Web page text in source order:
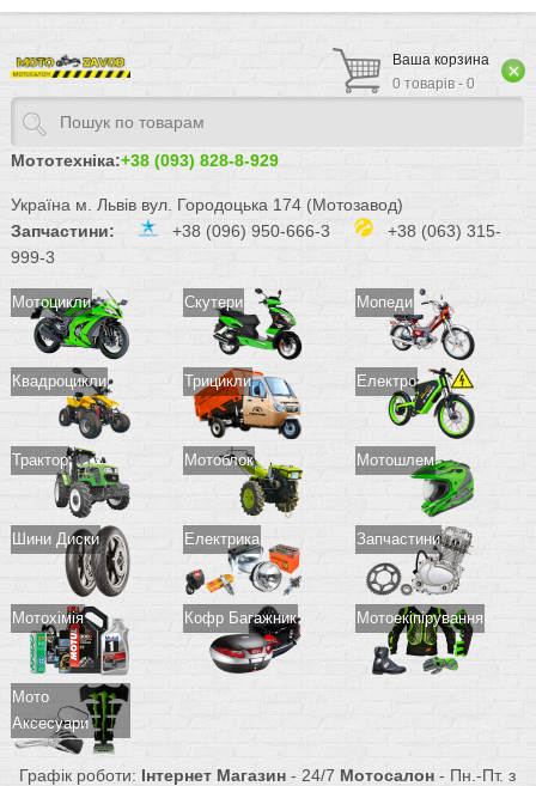
Ваша корзина
0 товарів - 0
Мототехніка:+38 (093) 828-8-929
Україна м. Львів вул. Городоцька 174 (Мотозавод)
Запчастини:
+38 (096) 950-666-3
+38 (063) 315-
999-3
Мотоцикли Скутери Мопеди
Квадроцикли Трицикли Електро
Трактор Мотоблок Мотошлем
Шини Диски Електрика Запчастини
Мотохімія Кофр Багажник Мотоекіпірування
Мото
Аксесуари
Графік роботи: Інтернет Магазин - 24/7 Мотосалон - Пн.-Пт. з